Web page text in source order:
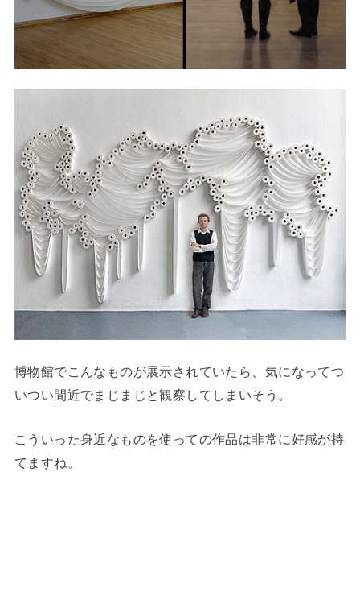
博物館でこんなものが展示されていたら、気になってつ
いつい間近でまじまじと観察してしまいそう。
こういった身近なものを使っての作品は非常に好感が持
てますね。